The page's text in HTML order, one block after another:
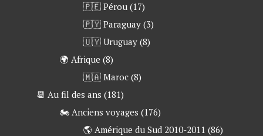
🇵🇪 Pérou (17)
🇵🇾 Paraguay (3)
🇺🇾 Uruguay (8)
🌍 Afrique (8)
🇲🇦 Maroc (8)
📆 Au fil des ans (181)
🏍 Anciens voyages (176)
🌎 Amérique du Sud 2010-2011 (86)